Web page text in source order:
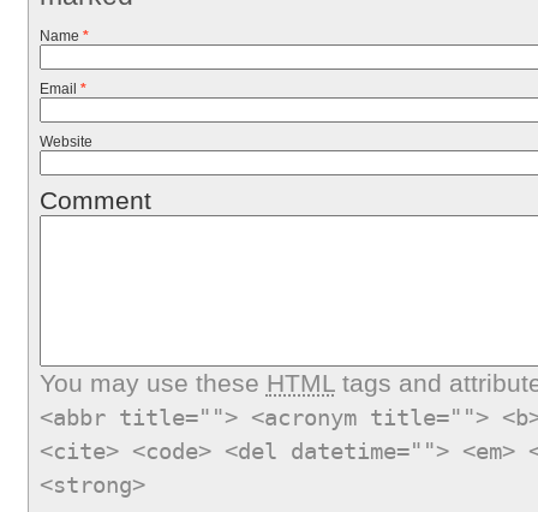
Name *
Email *
Website
Comment
You may use these HTMLtags and
<abbr title=""> <acronym title="">
<cite> <code> <del datetime="">
<strong>